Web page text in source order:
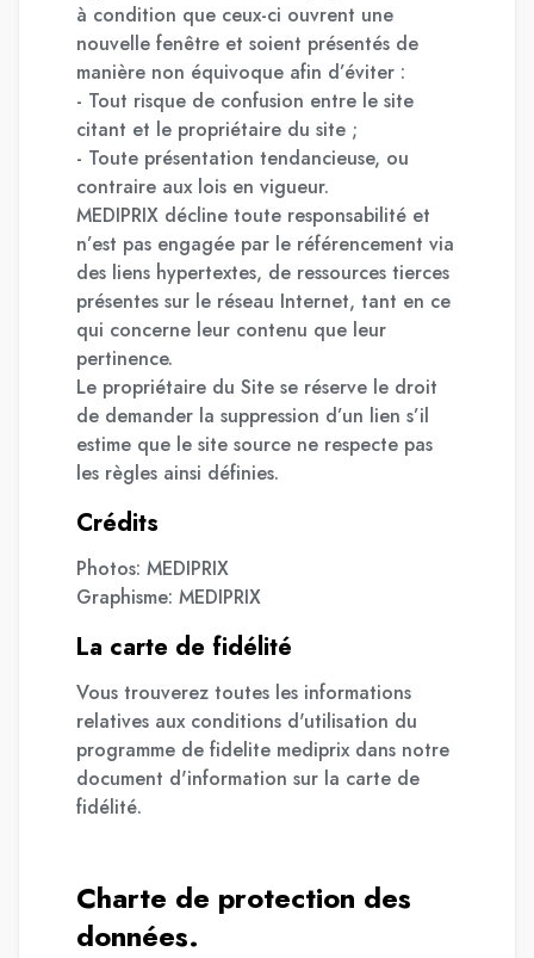
à condition que ceux-ci ouvrent une
nouvelle fenêtre et soient présentés de
manière non équivoque afin d’éviter :
- Tout risque de confusion entre le site
citant et le propriétaire du site ;
- Toute présentation tendancieuse, ou
contraire aux lois en vigueur.
MEDIPRIX décline toute responsabilité et
n’est pas engagée par le référencement via
des liens hypertextes, de ressources tierces
présentes sur le réseau Internet, tant en ce
qui concerne leur contenu que leur
pertinence.
Le propriétaire du Site se réserve le droit
de demander la suppression d’un lien s’il
estime que le site source ne respecte pas
les règles ainsi définies.
Crédits
Photos: MEDIPRIX
Graphisme: MEDIPRIX
La carte de fidélité
Vous trouverez toutes les informations
relatives aux conditions d'utilisation du
programme de fidelite mediprix dans notre
document d'information sur la carte de
fidélité.
Charte de protection des
données.